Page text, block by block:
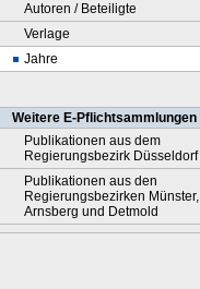
Autoren / Beteiligte
Verlage
Jahre
Weitere E-Pflichtsammlungen
Publikationen aus dem
Regierungsbezirk Düsseldorf
Publikationen aus den
Regierungsbezirken Münster,
Arnsberg und Detmold